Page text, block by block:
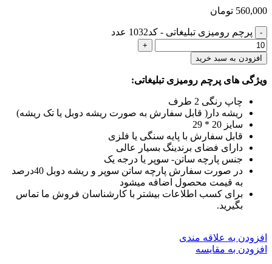
560,000 تومان
پرچم رومیزی تبلیغاتی - کد1032 عدد
افزودن به سبد خرید
ویژگی های پرچم رومیزی تبلیغاتی:
چاپ رنگی 2 طرف
ریشه دار( قابل سفارش به صورت ریشه دوبل یا تک ریشه)
سایز 20 * 29
قابل سفارش با پایه سنگی یا فلزی
دارای فضای برندینگ بسیار عالی
جنس پارچه ساتن- سوپر یا درجه یک
در صورت سفارش پارچه ساتن سوپر و ریشه دوبل 40درصد
به قیمت محصول اضافه میشود
برای کسب اطلاعات بیشتر با کارشناسان فروش ما تماس
بگیرید.
افزودن به علاقه مندی
افزودن به مقایسه